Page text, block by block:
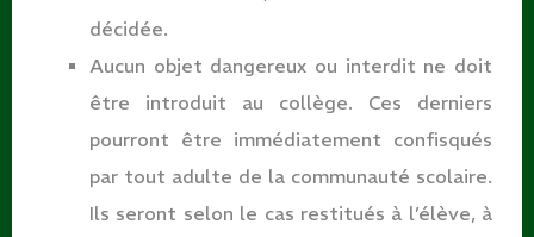
décidée.
Aucun objet dangereux ou interdit ne doit
être introduit au collège. Ces derniers
pourront être immédiatement confisqués
par tout adulte de la communauté scolaire.
Ils seront selon le cas restitués à l’élève, à